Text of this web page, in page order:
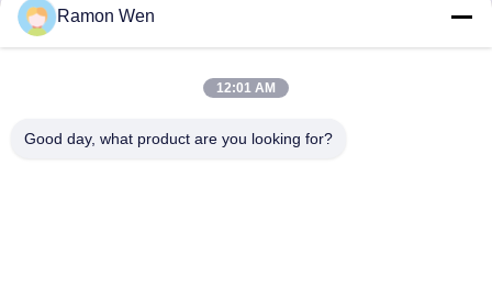
Down 100/150/200/250ml
With Cap
flessen lekbestendig 200 ml
Ramon Wen
12:01 AM
Good day, what product are you looking for?